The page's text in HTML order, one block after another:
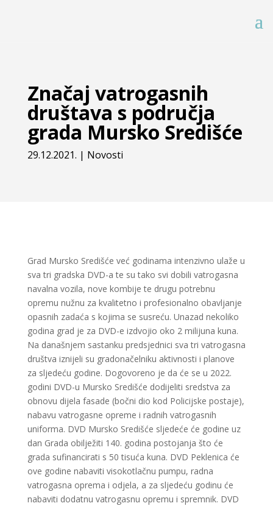
Značaj vatrogasnih
društava s područja
grada Mursko Središće
29.12.2021. | Novosti
Grad Mursko Središće već godinama intenzivno ulaže u
sva tri gradska DVD-a te su tako svi dobili vatrogasna
navalna vozila, nove kombije te drugu potrebnu
opremu nužnu za kvalitetno i profesionalno obavljanje
opasnih zadaća s kojima se susreću. Unazad nekoliko
godina grad je za DVD-e izdvojio oko 2 milijuna kuna.
Na današnjem sastanku predsjednici sva tri vatrogasna
društva iznijeli su gradonačelniku aktivnosti i planove
za sljedeću godine. Dogovoreno je da će se u 2022.
godini DVD-u Mursko Središće dodijeliti sredstva za
obnovu dijela fasade (bočni dio kod Policijske postaje),
nabavu vatrogasne opreme i radnih vatrogasnih
uniforma. DVD Mursko Središće sljedeće će godine uz
dan Grada obilježiti 140. godina postojanja što će
grada sufinancirati s 50 tisuća kuna. DVD Peklenica će
ove godine nabaviti visokotlačnu pumpu, radna
vatrogasna oprema i odjela, a za sljedeću godinu će
nabaviti dodatnu vatrogasnu opremu i spremnik. DVD